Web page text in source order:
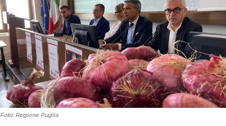
Foto: Regione Puglia